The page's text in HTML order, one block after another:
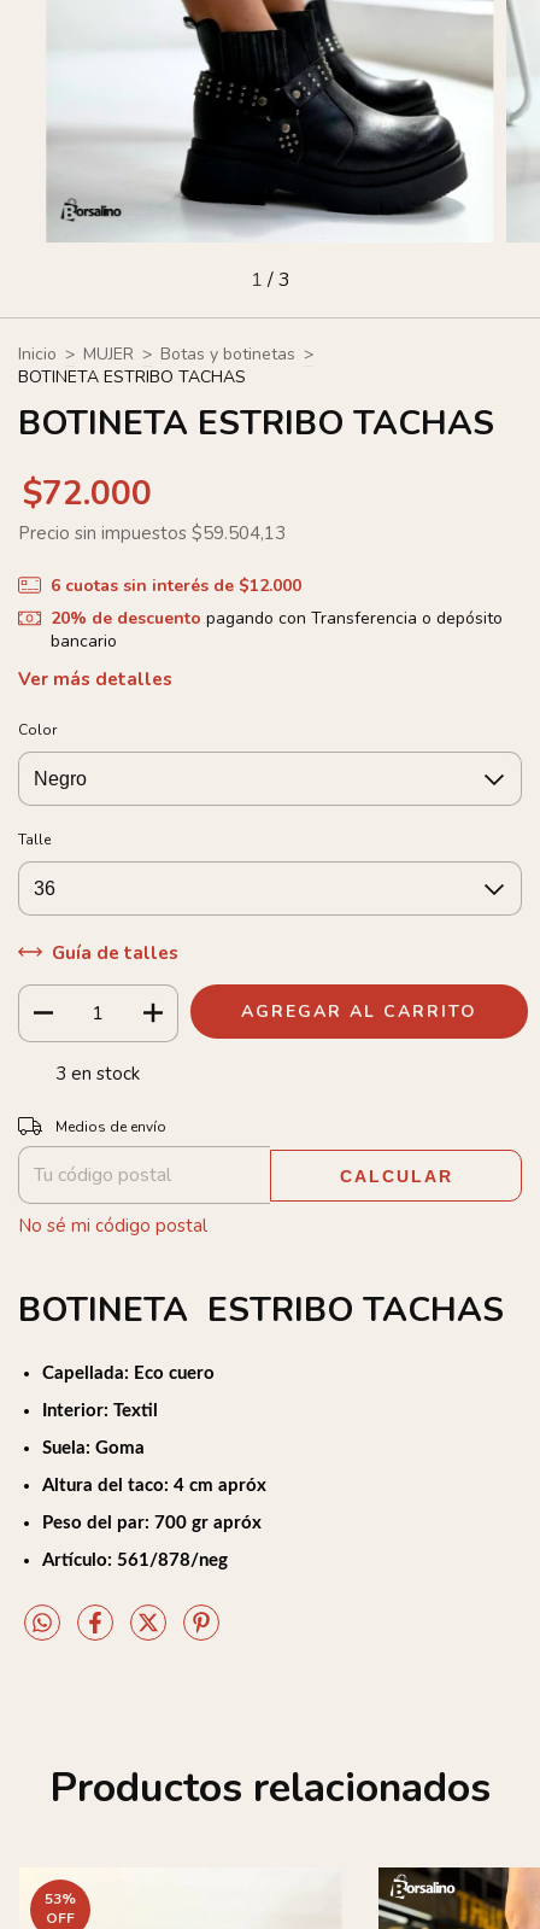
1/3
Inicio > MUJER > Botas y botinetas >
BOTINETA ESTRIBO TACHAS
BOTINETA ESTRIBO TACHAS
$72.000
Precio sin impuestos $59.504,13
6 cuotas sin interés de $12.000
20% de descuento pagando con Transferencia o depósito
bancario
Ver más detalles
Color
Talle
Guía de talles
3 en stock
Entregas para el CP:
Medios de envío
CALCULAR
No sé mi código postal
BOTINETA ESTRIBO TACHAS
Capellada: Eco cuero
Interior: Textil
Suela: Goma
Altura del taco: 4 cm apróx
Peso del par: 700 gr apróx
Artículo: 561/878/neg
Productos relacionados
53%
OFF